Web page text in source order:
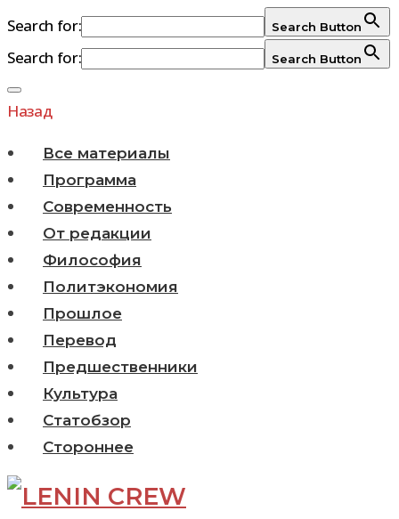
Search for: Search Button
Search for: Search Button
Перейти
к
Назад
Все материалы
Программа
Современность
От редакции
Философия
Политэкономия
Прошлое
Перевод
Предшественники
Культура
Статобзор
Стороннее